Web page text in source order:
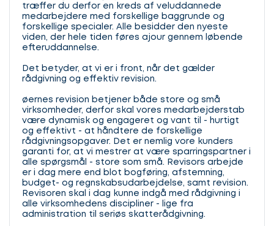
træffer du derfor en kreds af veluddannede
medarbejdere med forskellige baggrunde og
forskellige specialer. Alle besidder den nyeste
viden, der hele tiden føres ajour gennem løbende
efteruddannelse.
Det betyder, at vi er i front, når det gælder
rådgivning og effektiv revision.
øernes revision betjener både store og små
virksomheder, derfor skal vores medarbejderstab
være dynamisk og engageret og vant til - hurtigt
og effektivt - at håndtere de forskellige
rådgivningsopgaver. Det er nemlig vore kunders
garanti for, at vi mestrer at være sparringspartner i
alle spørgsmål - store som små. Revisors arbejde
er i dag mere end blot bogføring, afstemning,
budget- og regnskabsudarbejdelse, samt revision.
Revisoren skal i dag kunne indgå med rådgivning i
alle virksomhedens discipliner - lige fra
administration til seriøs skatterådgivning.